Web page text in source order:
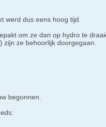
werd dus eens hoog tijd.
om ze dan op hydro te
ze behoorlijk doorgegaan.
begonnen.